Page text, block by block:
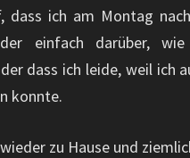
ich am Montag
einfach darüber,
dass ich leide, weil ich
konnte.
zu Hause und